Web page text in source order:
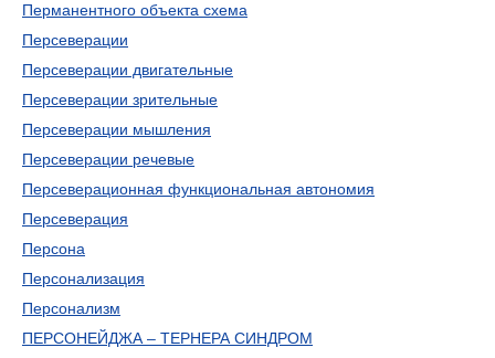
Перманентного объекта схема
Персеверации
Персеверации двигательные
Персеверации зрительные
Персеверации мышления
Персеверации речевые
Персеверационная функциональная автономия
Персеверация
Персона
Персонализация
Персонализм
ПЕРСОНЕЙДЖА – ТЕРНЕРА СИНДРОМ